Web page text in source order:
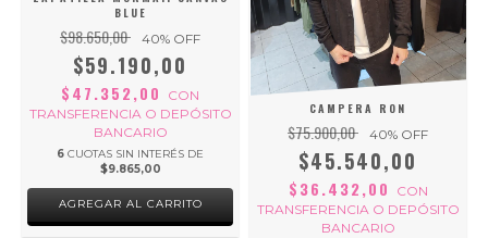
BLUE
$98.650,00 40% OFF
$59.190,00
$47.352,00
CON
TRANSFERENCIA O DEPÓSITO
BANCARIO
6 CUOTAS SIN INTERÉS DE
$9.865,00
AGREGAR AL CARRITO
CAMPERA RON
$75.900,00 40% OFF
$45.540,00
$36.432,00
CON
TRANSFERENCIA O DEPÓSITO
BANCARIO